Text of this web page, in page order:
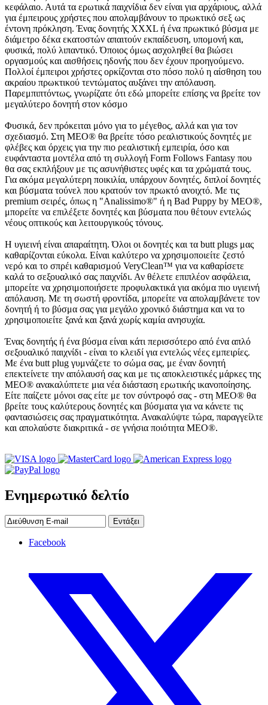
κεφάλαιο. Αυτά τα ερωτικά παιχνίδια δεν είναι για αρχάριους, αλλά
για έμπειρους χρήστες που απολαμβάνουν το πρωκτικό σεξ ως
έντονη πρόκληση. Ένας δονητής XXXL ή ένα πρωκτικό βύσμα με
διάμετρο δέκα εκατοστών απαιτούν εκπαίδευση, υπομονή και,
φυσικά, πολύ λιπαντικό. Όποιος όμως ασχοληθεί θα βιώσει
οργασμούς και αισθήσεις ηδονής που δεν έχουν προηγούμενο.
Πολλοί έμπειροι χρήστες ορκίζονται στο πόσο πολύ η αίσθηση του
ακραίου πρωκτικού τεντώματος αυξάνει την απόλαυση.
Παρεμπιπτόντως, γνωρίζατε ότι εδώ μπορείτε επίσης να βρείτε τον
μεγαλύτερο δονητή στον κόσμο
Φυσικά, δεν πρόκειται μόνο για το μέγεθος, αλλά και για τον
σχεδιασμό. Στη MEO® θα βρείτε τόσο ρεαλιστικούς δονητές με
φλέβες και όρχεις για την πιο ρεαλιστική εμπειρία, όσο και
ευφάνταστα μοντέλα από τη συλλογή Form Follows Fantasy που
θα σας εκπλήξουν με τις ασυνήθιστες υφές και τα χρώματά τους.
Για ακόμα μεγαλύτερη ποικιλία, υπάρχουν δονητές, διπλοί δονητές
και βύσματα τούνελ που κρατούν τον πρωκτό ανοιχτό. Με τις
premium σειρές, όπως η "Analissimo®" ή η Bad Puppy by MEO®,
μπορείτε να επιλέξετε δονητές και βύσματα που θέτουν εντελώς
νέους οπτικούς και λειτουργικούς τόνους.
Η υγιεινή είναι απαραίτητη. Όλοι οι δονητές και τα butt plugs μας
καθαρίζονται εύκολα. Είναι καλύτερο να χρησιμοποιείτε ζεστό
νερό και το σπρέι καθαρισμού VeryClean™ για να καθαρίσετε
καλά το σεξουαλικό σας παιχνίδι. Αν θέλετε επιπλέον ασφάλεια,
μπορείτε να χρησιμοποιήσετε προφυλακτικά για ακόμα πιο υγιεινή
απόλαυση. Με τη σωστή φροντίδα, μπορείτε να απολαμβάνετε τον
δονητή ή το βύσμα σας για μεγάλο χρονικό διάστημα και να το
χρησιμοποιείτε ξανά και ξανά χωρίς καμία ανησυχία.
Ένας δονητής ή ένα βύσμα είναι κάτι περισσότερο από ένα απλό
σεξουαλικό παιχνίδι - είναι το κλειδί για εντελώς νέες εμπειρίες.
Με ένα butt plug γυμνάζετε το σώμα σας, με έναν δονητή
επεκτείνετε την απόλαυσή σας και με τις αποκλειστικές μάρκες της
MEO® ανακαλύπτετε μια νέα διάσταση ερωτικής ικανοποίησης.
Είτε παίζετε μόνοι σας είτε με τον σύντροφό σας - στη MEO® θα
βρείτε τους καλύτερους δονητές και βύσματα για να κάνετε τις
φαντασιώσεις σας πραγματικότητα. Ανακαλύψτε τώρα, παραγγείλτε
και απολαύστε διακριτικά - σε γνήσια ποιότητα MEO®.
Ενημερωτικό δελτίο
Εντάξει
Facebook